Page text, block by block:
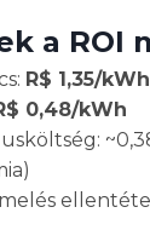
a ROI
R$ 1,35/kWh
0,48/kWh